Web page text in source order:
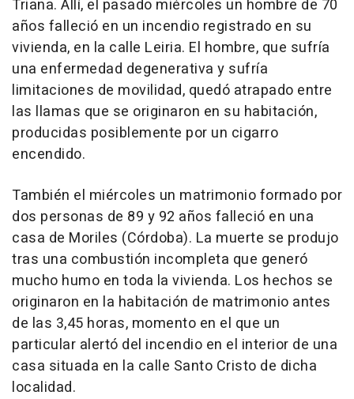
Triana. Allí, el pasado miércoles un hombre de 70
años falleció en un incendio registrado en su
vivienda, en la calle Leiria. El hombre, que sufría
una enfermedad degenerativa y sufría
limitaciones de movilidad, quedó atrapado entre
las llamas que se originaron en su habitación,
producidas posiblemente por un cigarro
encendido.
También el miércoles un matrimonio formado por
dos personas de 89 y 92 años falleció en una
casa de Moriles (Córdoba). La muerte se produjo
tras una combustión incompleta que generó
mucho humo en toda la vivienda. Los hechos se
originaron en la habitación de matrimonio antes
de las 3,45 horas, momento en el que un
particular alertó del incendio en el interior de una
casa situada en la calle Santo Cristo de dicha
localidad.